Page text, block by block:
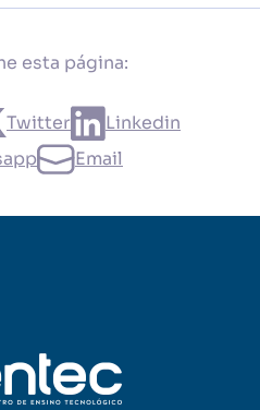
esta página:
Twitter
Linkedin
Email